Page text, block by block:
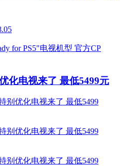
化电视来了 最低5499元